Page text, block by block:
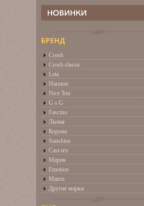
БРЕНД
Crosh
Crosh classic
Leta
Harmon
Nice Ton
G s G
Fascino
Лилия
Корона
Sunshine
Cast-tex
Мария
Emotion
Matrix
Другие марки